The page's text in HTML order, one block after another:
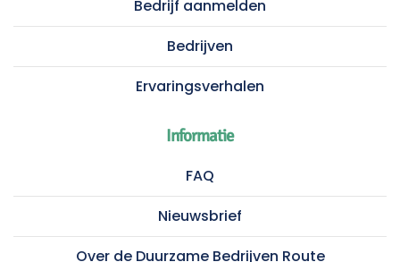
Bedrijf aanmelden
Bedrijven
Ervaringsverhalen
Informatie
FAQ
Nieuwsbrief
Over de Duurzame Bedrijven Route